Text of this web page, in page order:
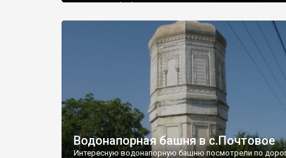
запрошую відвідати це
Водонапорная башня в с.Почтовое
Интересную водонапорную башню посмотрели по